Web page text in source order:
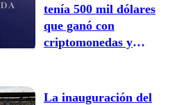
tenía 500 mil dólares
que ganó con
criptomonedas y
ahorrado en negro”
La inauguración del